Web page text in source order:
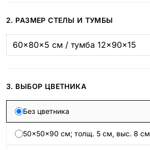
2. РАЗМЕР СТЕЛЫ И ТУМБЫ
3. ВЫБОР ЦВЕТНИКА
Без цветника
50×50×90 см; толщ. 5 см, выс. 8 см